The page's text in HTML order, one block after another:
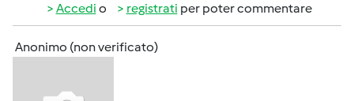
Accedi o registrati per poter commentare
Anonimo (non verificato)